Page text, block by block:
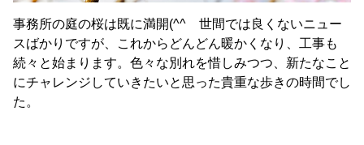
事務所の庭の桜は既に満開(^^ 世間では良くないニュー
スばかりですが、これからどんどん暖かくなり、工事も
続々と始まります。色々な別れを惜しみつつ、新たなこと
にチャレンジしていきたいと思った貴重な歩きの時間でし
た。